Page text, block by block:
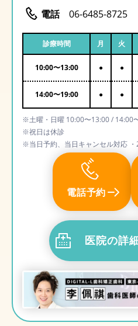
電話 06-6485-8725
診療時間 月 火
10:00〜13:00 ● ●
14:00〜19:00 ● ●
※土曜・日曜 10:00〜13:00 / 14:00
※祝日は休診
※当日予約、当日キャンセル対応
電話予約
医院の詳